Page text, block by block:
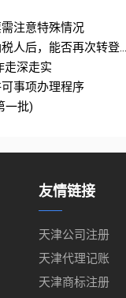
注意特殊情况
人后，能否再次转登...
走深走实
事项办理程序
一批)
友情链接
天津公司注册
天津代理记账
天津商标注册